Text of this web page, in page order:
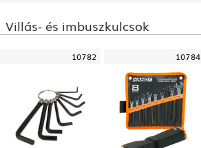
Villás- és imbuszkulcsok
10782 10784